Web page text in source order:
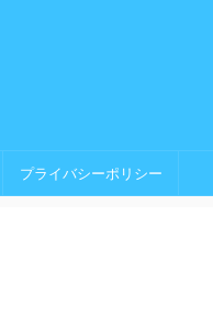
プライバシーポリシー